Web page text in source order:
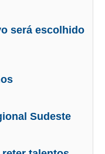
será escolhido
Sudeste